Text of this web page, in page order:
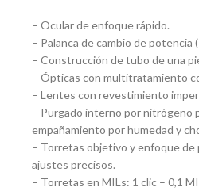
– Ocular de enfoque rápido.
– Palanca de cambio de potencia
– Construcción de tubo de una
– Ópticas con multitratamiento
– Lentes con revestimiento
– Purgado interno por nitrógeno
empañamiento por humedad y
– Torretas objetivo y enfoque de
ajustes precisos.
– Torretas en MILs: 1 clic – 0,1